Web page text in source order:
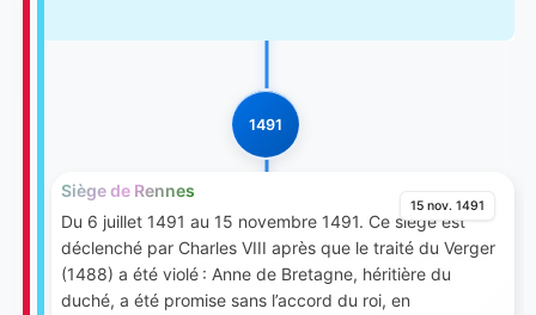
1491
15 nov. 1491
Siège de Rennes
Du 6 juillet 1491 au 15 novembre 1491. Ce siège est
déclenché par Charles VIII après que le traité du Verger
(1488) a été violé : Anne de Bretagne, héritière du
duché, a été promise sans l’accord du roi, en